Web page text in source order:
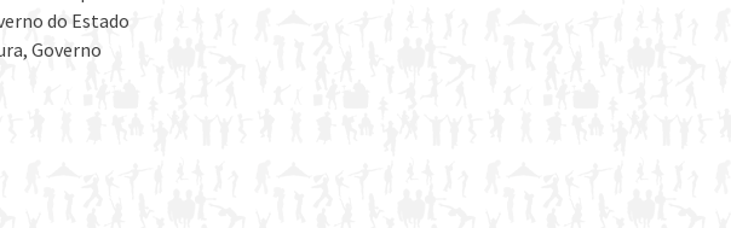
do Estado
Governo